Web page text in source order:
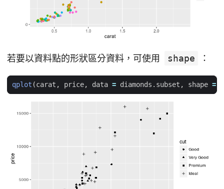
若要以資料點的形狀區分資料，可使用 shape ：
qplot (carat , price, data = diamonds.subset , shape =